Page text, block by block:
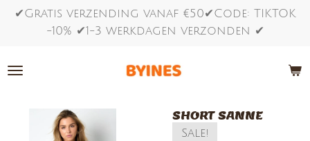
Ga
de
✔Gratis verzending vanaf €50✔Code: TIKTOK
-10% ✔1-3 werkdagen verzonden ✔
SHORT SANNE
Sale!